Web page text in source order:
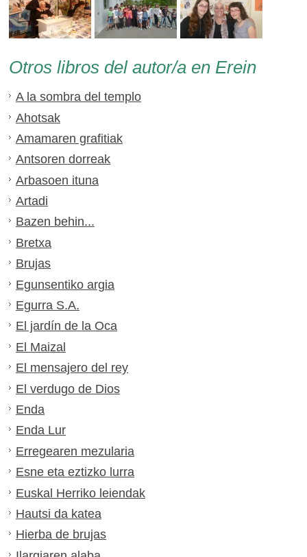
Otros libros del autor/a en Erein
A la sombra del templo
Ahotsak
Amamaren grafitiak
Antsoren dorreak
Arbasoen ituna
Artadi
Bazen behin...
Bretxa
Brujas
Egunsentiko argia
Egurra S.A.
El jardín de la Oca
El Maizal
El mensajero del rey
El verdugo de Dios
Enda
Enda Lur
Erregearen mezularia
Esne eta eztizko lurra
Euskal Herriko leiendak
Hautsi da katea
Hierba de brujas